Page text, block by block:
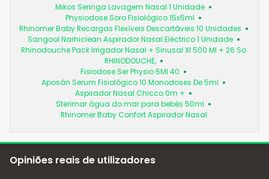
Mikos Seringa Lavagem Nasal 1 Unidade
Physiodose Soro Fisiológico 15x5ml
Rhinomer Baby Recargas Flexíveis Descartáveis 10 Unidades
Sangool Narhiclean Aspirador Nasal Eléctrico 1 Unidade
Rhinodouche Pack Irrigador Nasal + Sinusal Xl 500 Ml + 26 So
RHINODOUCHE,
Fisiodose Ser Physio 5Ml 40
Aposán Serum Fisiológico 10 Monodoses De 5ml
Aspirador Nasal Chicco 0m +
Sterimar água do mar para bebés 50ml
Rhinomer Baby Confort Aspirador Nasal
Opiniões reais de utilizadores